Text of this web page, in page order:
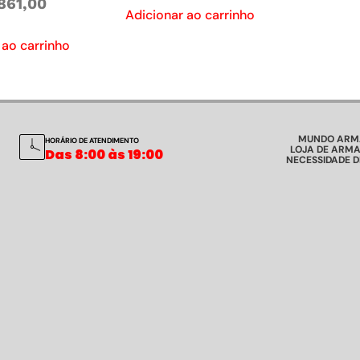
carrinho
Adicionar ao carrinho
HORÁRIO DE ATENDIMENTO
Das 8:00 às 19:00
MUNDO
LOJA DE
NECESSIDADE